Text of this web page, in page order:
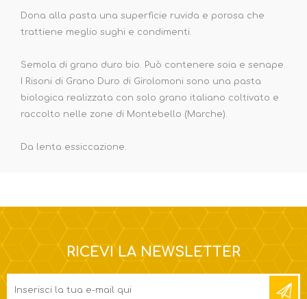
Dona alla pasta una superficie ruvida e porosa che
trattiene meglio sughi e condimenti.
Semola di grano duro bio. Può contenere soia e senape.
I Risoni di Grano Duro di Girolomoni sono una pasta
biologica realizzata con solo grano italiano coltivato e
raccolto nelle zone di Montebello (Marche).
Da lenta essiccazione.
RICEVI LA NEWSLETTER